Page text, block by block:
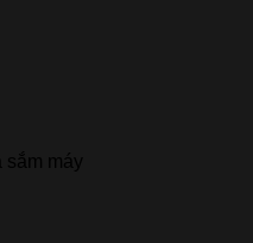
sắm máy